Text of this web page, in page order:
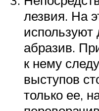
лезвия. На
используют
абразив.
к нему
выступов
только ее,